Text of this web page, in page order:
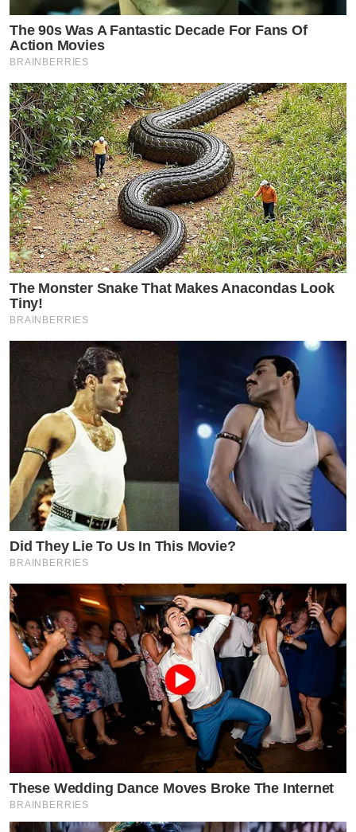
The 90s Was A Fantastic Decade For Fans Of
Action Movies
BRAINBERRIES
The Monster Snake That Makes Anacondas Look
Tiny!
BRAINBERRIES
Did They Lie To Us In This Movie?
BRAINBERRIES
These Wedding Dance Moves Broke The Internet
BRAINBERRIES